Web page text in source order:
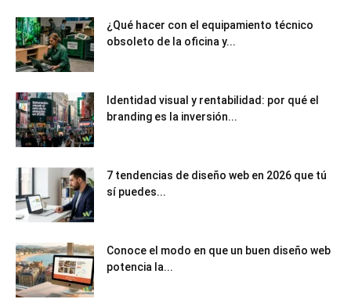
¿Qué hacer con el equipamiento técnico
obsoleto de la oficina y...
Identidad visual y rentabilidad: por qué el
branding es la inversión...
7 tendencias de diseño web en 2026 que tú
sí puedes...
Conoce el modo en que un buen diseño web
potencia la...